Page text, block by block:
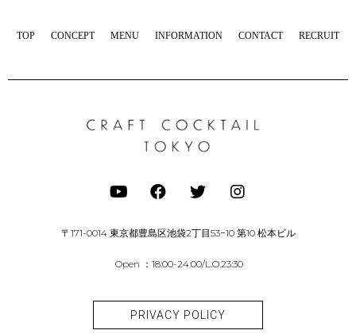
TOP CONCEPT MENU INFORMATION CONTACT RECRUIT
〒171-0014 東京都豊島区池袋2丁目53−10 第10 松本ビル
Open ：18:00-24:00/L.O.23:30
PRIVACY POLICY